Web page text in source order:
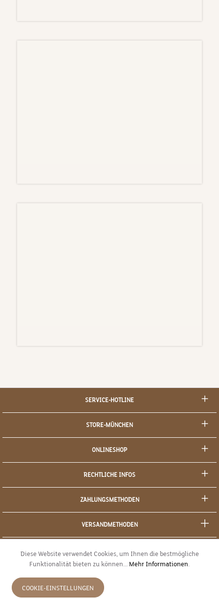
SERVICE-HOTLINE
STORE-MÜNCHEN
ONLINESHOP
RECHTLICHE INFOS
ZAHLUNGSMETHODEN
VERSANDMETHODEN
Diese Website verwendet Cookies, um Ihnen die bestmögliche
Funktionalität bieten zu können... Mehr Informationen.
COOKIE-EINSTELLUNGEN